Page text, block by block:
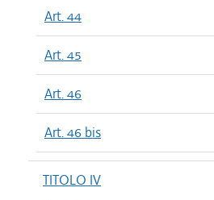
Art. 44
Art. 45
Art. 46
Art. 46 bis
TITOLO IV